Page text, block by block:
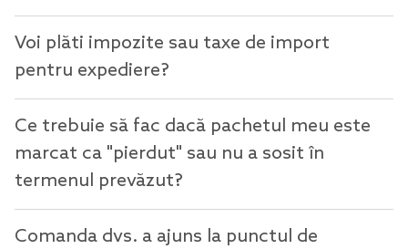
Voi plăti impozite sau taxe de import
pentru expediere?
Ce trebuie să fac dacă pachetul meu este
marcat ca "pierdut" sau nu a sosit în
termenul prevăzut?
Comanda dvs. a ajuns la punctul de